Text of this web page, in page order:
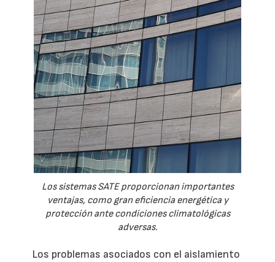
Los sistemas SATE proporcionan importantes
ventajas, como gran eficiencia energética y
protección ante condiciones climatológicas
adversas.
Los problemas asociados con el aislamiento